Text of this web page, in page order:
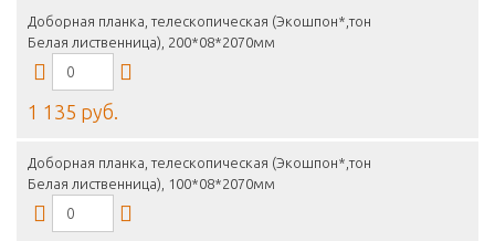
Доборная планка, телескопическая (Экошпон*,тон
Белая лиственница), 200*08*2070мм
1 135 руб.
Доборная планка, телескопическая (Экошпон*,тон
Белая лиственница), 100*08*2070мм